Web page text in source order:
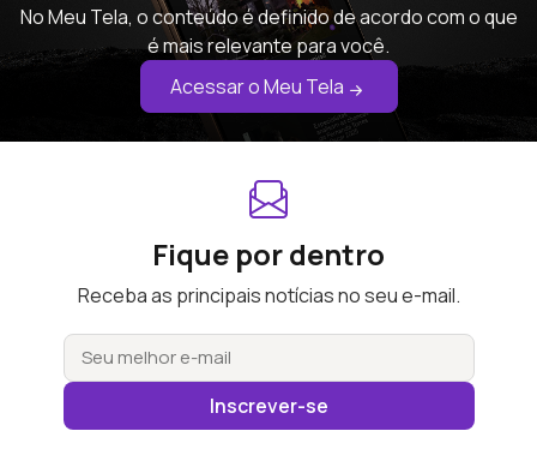
No Meu Tela, o conteúdo é definido de acordo com o que
é mais relevante para você.
Acessar o Meu Tela
Fique por dentro
Receba as principais notícias no seu e-mail.
Inscrever-se